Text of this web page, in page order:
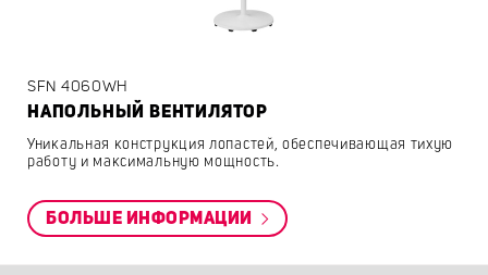
SFN 4060WH
НАПОЛЬНЫЙ ВЕНТИЛЯТОР
Уникальная конструкция лопастей, обеспечивающая тихую
работу и максимальную мощность.
БОЛЬШЕ ИНФОРМАЦИИ